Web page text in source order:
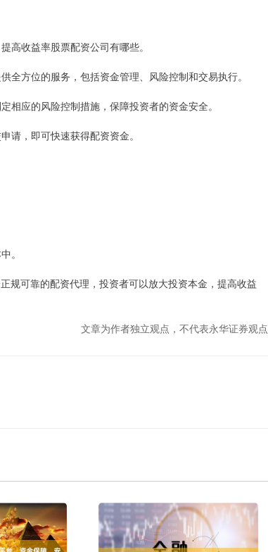
高收益率股票配资公司有哪些。
全方位的服务，包括资金管理、风险控制和交易执行。
相应的风险控制措施，保障投资者的资金安全。
请，即可快速获得配资资金。
。
规可靠的配资代理，投资者可以放大投资本金，提高收益
文章为作者独立观点，不代表永华证券观点